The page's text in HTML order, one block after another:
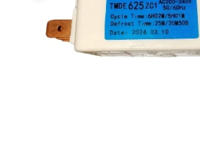
Secarropas
Refrigeración